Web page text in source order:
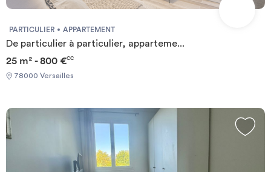
PARTICULIER APPARTEMENT
De particulier à particulier, apparteme...
25 m² - 800 €CC
78000 Versailles